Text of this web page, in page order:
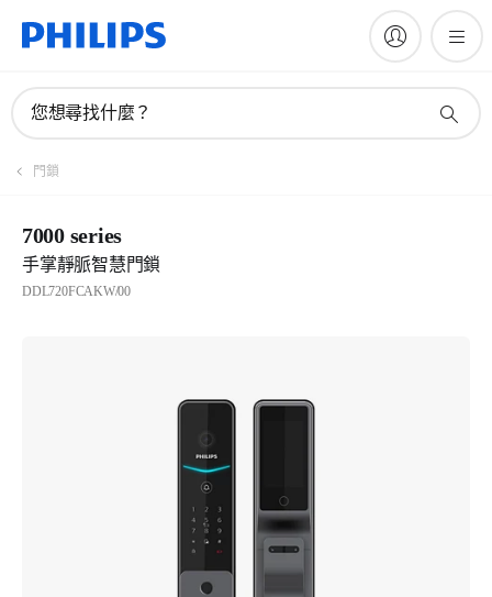
您想尋找什麼？
門鎖
7000 series
手掌靜脈智慧門鎖
DDL720FCAKW/00